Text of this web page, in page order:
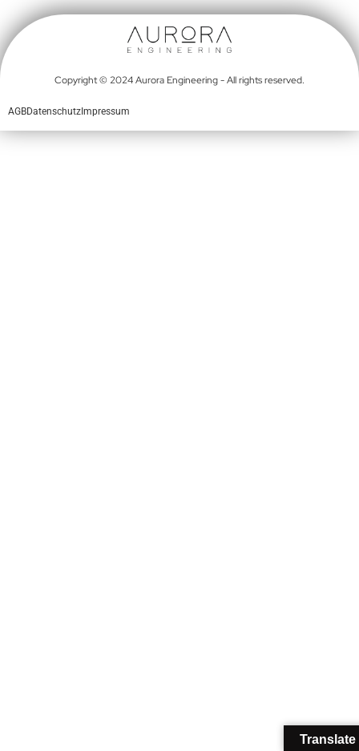
Copyright © 2024 Aurora Engineering - All rights reserved.
AGBDatenschutz Impressum
Translate